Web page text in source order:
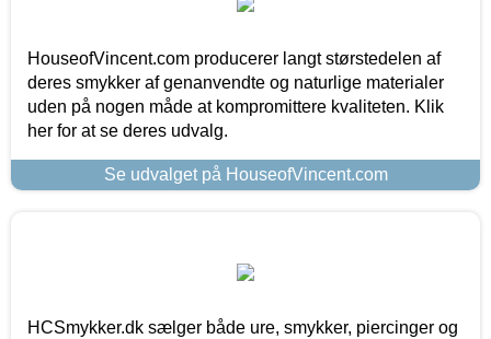
HouseofVincent.com producerer langt størstedelen af
deres smykker af genanvendte og naturlige materialer
uden på nogen måde at kompromittere kvaliteten. Klik
her for at se deres udvalg.
Se udvalget på HouseofVincent.com
HCSmykker.dk sælger både ure, smykker, piercinger og